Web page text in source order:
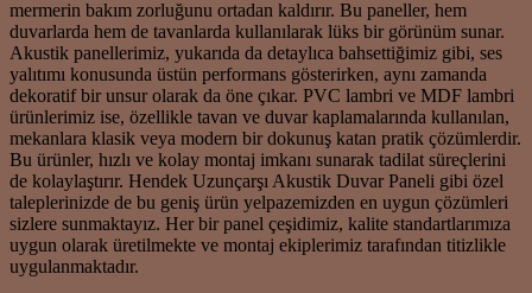
mermerin bakım zorluğunu ortadan kaldırır. Bu paneller, hem
duvarlarda hem de tavanlarda kullanılarak lüks bir görünüm sunar.
Akustik panellerimiz, yukarıda da detaylıca bahsettiğimiz gibi, ses
yalıtımı konusunda üstün performans gösterirken, aynı zamanda
dekoratif bir unsur olarak da öne çıkar. PVC lambri ve MDF lambri
ürünlerimiz ise, özellikle tavan ve duvar kaplamalarında kullanılan,
mekanlara klasik veya modern bir dokunuş katan pratik çözümlerdir.
Bu ürünler, hızlı ve kolay montaj imkanı sunarak tadilat süreçlerini
de kolaylaştırır. Hendek Uzunçarşı Akustik Duvar Paneli gibi özel
taleplerinizde de bu geniş ürün yelpazemizden en uygun çözümleri
sizlere sunmaktayız. Her bir panel çeşidimiz, kalite standartlarımıza
uygun olarak üretilmekte ve montaj ekiplerimiz tarafından titizlikle
uygulanmaktadır.